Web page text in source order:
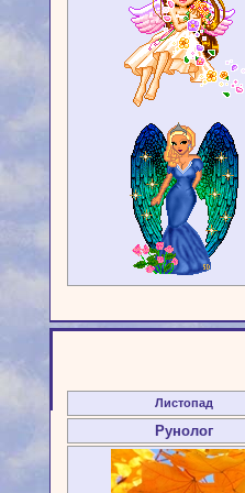
Листопад
Рунолог